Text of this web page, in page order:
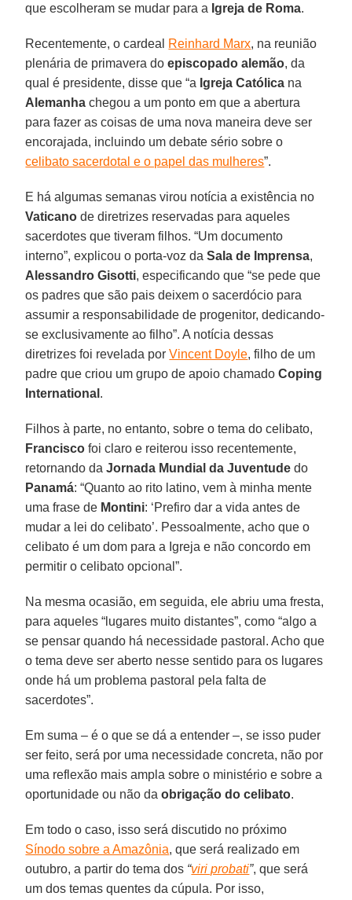
que escolheram se mudar para a Igreja de Roma.
Recentemente, o cardeal Reinhard Marx, na reunião
plenária de primavera doepiscopado alemão, da
qual é presidente, disse que “a Igreja Católica na
Alemanha chegou a um ponto em que a abertura
para fazer as coisas de uma nova maneira deve ser
encorajada, incluindo um debate sério sobre o
celibato sacerdotal e o papel das mulheres”.
E há algumas semanas virou notícia a existência no
Vaticano de diretrizes reservadas para aqueles
sacerdotes que tiveram filhos. “Um documento
interno”, explicou o porta-voz daSala de Imprensa,
Alessandro Gisotti, especificando que “se pede que
os padres que são pais deixem o sacerdócio para
assumir a responsabilidade de progenitor, dedicando-
se exclusivamente ao filho”. A notícia dessas
diretrizes foi revelada porVincent Doyle, filho de um
padre que criou um grupo de apoio chamadoCoping
International .
Filhos à parte, no entanto, sobre o tema do celibato,
Francisco foi claro e reiterou isso recentemente,
retornando daJornada Mundial da Juventude do
Panamá: “Quanto ao rito latino, vem à minha mente
uma frase de Montini: ‘Prefiro dar a vida antes de
mudar a lei do celibato’. Pessoalmente, acho que o
celibato é um dom para a Igreja e não concordo em
permitir o celibato opcional”.
Na mesma ocasião, em seguida, ele abriu uma fresta,
para aqueles “lugares muito distantes”, como “algo a
se pensar quando há necessidade pastoral. Acho que
o tema deve ser aberto nesse sentido para os lugares
onde há um problema pastoral pela falta de
sacerdotes”.
Em suma – é o que se dá a entender –, se isso puder
ser feito, será por uma necessidade concreta, não por
uma reflexão mais ampla sobre o ministério e sobre a
oportunidade ou não daobrigação do celibato.
Em todo o caso, isso será discutido no próximo
Sínodo sobre a Amazônia, que será realizado em
outubro, a partir do tema dos “viri probati”, que será
um dos temas quentes da cúpula. Por isso,